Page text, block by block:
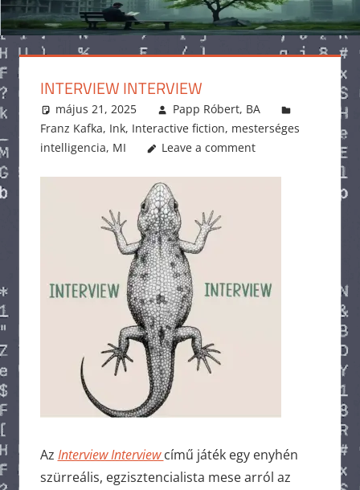
INTERVIEW INTERVIEW
május 21, 2025
Papp Róbert, BA
Franz Kafka, Ink, Interactive fiction, mesterséges
intelligencia, MI Leave a comment
Az Interview Interviewcímű játék egy enyhén
szürreális, egzisztencialista mese arról az